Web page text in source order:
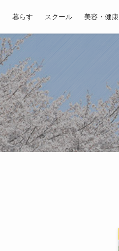
暮らす スクール 美容・健康